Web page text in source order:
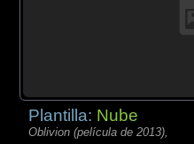
Plantilla: Nube
Oblivion (película de 2013),